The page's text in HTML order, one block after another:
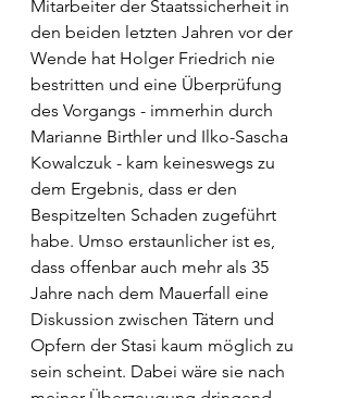
Mitarbeiter der Staatssicherheit in
den beiden letzten Jahren vor der
Wende hat Holger Friedrich nie
bestritten und eine Überprüfung
des Vorgangs - immerhin durch
Marianne Birthler und Ilko-Sascha
Kowalczuk - kam keineswegs zu
dem Ergebnis, dass er den
Bespitzelten Schaden zugeführt
habe. Umso erstaunlicher ist es,
dass offenbar auch mehr als 35
Jahre nach dem Mauerfall eine
Diskussion zwischen Tätern und
Opfern der Stasi kaum möglich zu
sein scheint. Dabei wäre sie nach